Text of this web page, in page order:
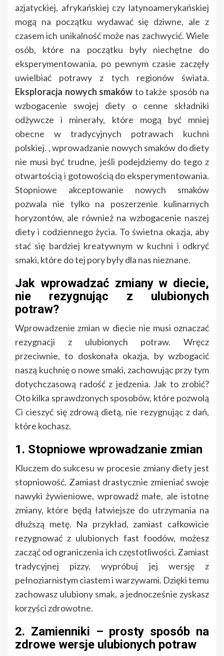
azjatyckiej, afrykańskiej czy latynoamerykańskiej
mogą na początku wydawać się dziwne, ale z
czasem ich unikalność może nas zachwycić. Wiele
osób, które na początku były niechętne do
eksperymentowania, po pewnym czasie zaczęły
uwielbiać potrawy z tych regionów świata.
Eksploracja nowych smaków to także sposób na
wzbogacenie swojej diety o cenne składniki
odżywcze i minerały, które mogą być mniej
obecne w tradycyjnych potrawach kuchni
polskiej. , wprowadzanie nowych smaków do diety
nie musi być trudne, jeśli podejdziemy do tego z
otwartością i gotowością do eksperymentowania.
Stopniowe akceptowanie nowych smaków
pozwala nie tylko na poszerzenie kulinarnych
horyzontów, ale również na wzbogacenie naszej
diety i codziennego życia. To świetna okazja, aby
stać się bardziej kreatywnym w kuchni i odkryć
smaki, które do tej pory były dla nas nieznane.
Jak wprowadzać zmiany w diecie,
nie rezygnując z ulubionych
potraw?
Wprowadzenie zmian w diecie nie musi oznaczać
rezygnacji z ulubionych potraw. Wręcz
przeciwnie, to doskonała okazja, by wzbogacić
naszą kuchnię o nowe smaki, zachowując przy tym
dotychczasową radość z jedzenia. Jak to zrobić?
Oto kilka sprawdzonych sposobów, które pozwolą
Ci cieszyć się zdrową dietą, nie rezygnując z dań,
które kochasz.
1. Stopniowe wprowadzanie zmian
Kluczem do sukcesu w procesie zmiany diety jest
stopniowość. Zamiast drastycznie zmieniać swoje
nawyki żywieniowe, wprowadź małe, ale istotne
zmiany, które będą łatwiejsze do utrzymania na
dłuższą metę. Na przykład, zamiast całkowicie
rezygnować z ulubionych fast foodów, możesz
zacząć od ograniczenia ich częstotliwości. Zamiast
tradycyjnej pizzy, wypróbuj jej wersję z
pełnoziarnistym ciastem i warzywami. Dzięki temu
zachowasz ulubiony smak, a jednocześnie zyskasz
korzyści zdrowotne.
2. Zamienniki – prosty sposób na
zdrowe wersje ulubionych potraw